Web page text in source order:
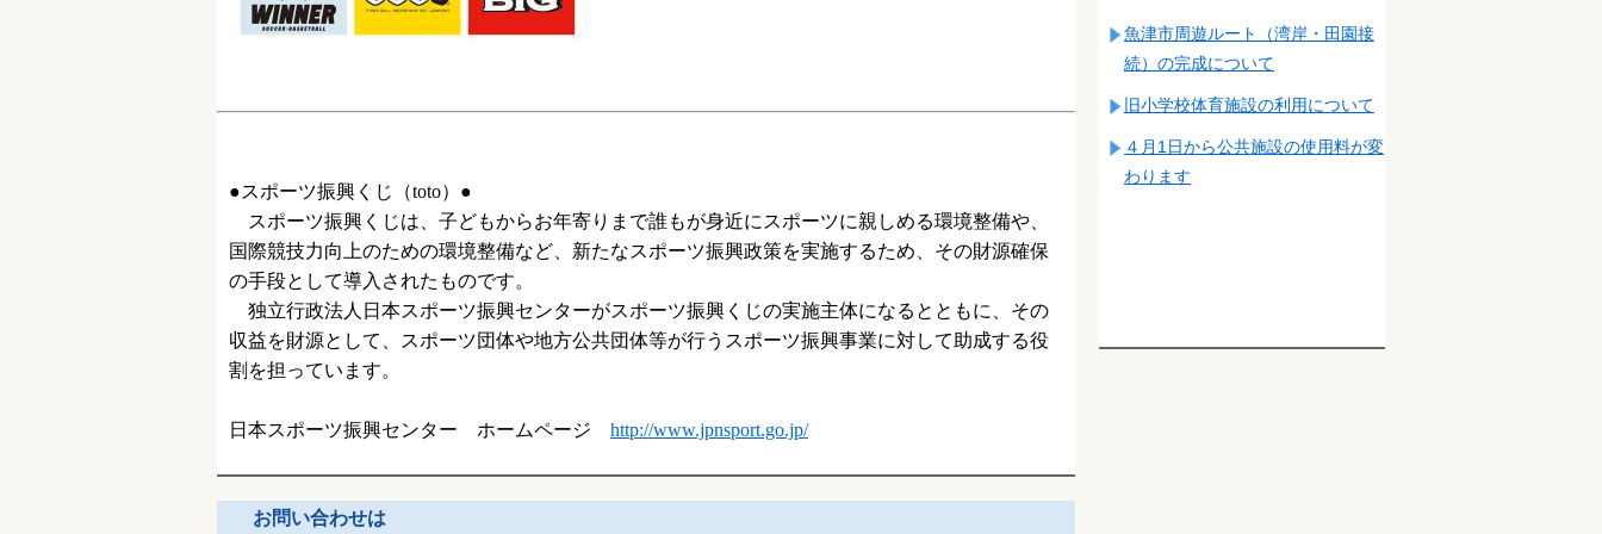
●スポーツ振興くじ（toto）●
スポーツ振興くじは、子どもからお年寄りまで誰もが身近にスポーツに親しめる環境整備や、
国際競技力向上のための環境整備など、新たなスポーツ振興政策を実施するため、その財源確保
の手段として導入されたものです。
独立行政法人日本スポーツ振興センターがスポーツ振興くじの実施主体になるとともに、その
収益を財源として、スポーツ団体や地方公共団体等が行うスポーツ振興事業に対して助成する役
割を担っています。
日本スポーツ振興センター ホームページ http://www.jpnsport.go.jp/
お問い合わせは
魚津市周遊ルート（湾岸・田園接
続）の完成について
旧小学校体育施設の利用について
４月1日から公共施設の使用料が変
わります